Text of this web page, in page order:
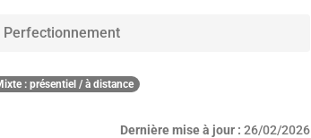
Perfectionnement
: présentiel / à distance
Dernière mise à jour :26/02/2026